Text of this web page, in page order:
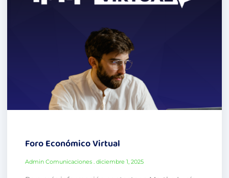
Foro Económico Virtual
Admin Comunicaciones diciembre 1, 2025